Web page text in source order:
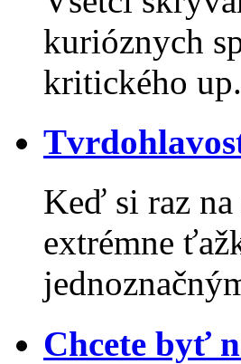
kurióznych
kritického
Keď si raz
extrémne
Chcete byť